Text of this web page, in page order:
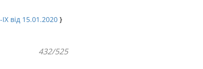
від 15.01.2020 }
432/525